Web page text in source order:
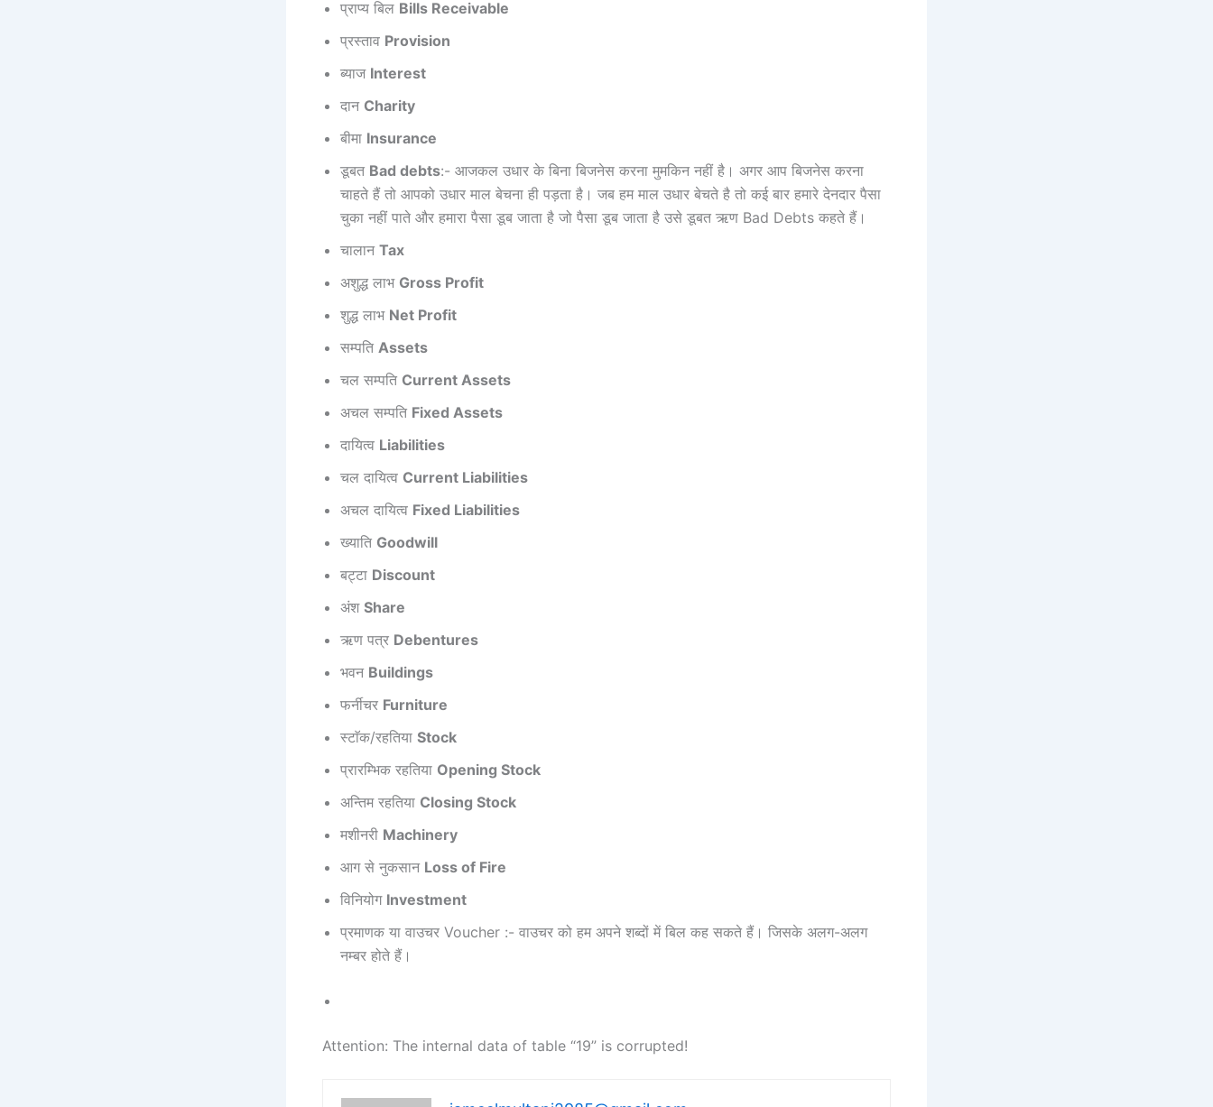
प्राप्य बिल Bills Receivable
प्रस्ताव Provision
ब्याज Interest
दान Charity
बीमा Insurance
डूबत Bad debts:- आजकल उधार के बिना बिजनेस करना मुमकिन नहीं है। अगर आप बिजनेस करना
चाहते हैं तो आपको उधार माल बेचना ही पड़ता है। जब हम माल उधार बेचते है तो कई बार हमारे देनदार पैसा
चुका नहीं पाते और हमारा पैसा डूब जाता है जो पैसा डूब जाता है उसे डूबत ऋण Bad Debts कहते हैं।
चालान Tax
अशुद्ध लाभ Gross Profit
शुद्ध लाभ Net Profit
सम्पति Assets
चल सम्पति Current Assets
अचल सम्पति Fixed Assets
दायित्व Liabilities
चल दायित्व Current Liabilities
अचल दायित्व Fixed Liabilities
ख्याति Goodwill
बट्टा Discount
अंश Share
ऋण पत्र Debentures
भवन Buildings
फर्नीचर Furniture
स्टाॅक/रहतिया Stock
प्रारम्भिक रहतिया Opening Stock
अन्तिम रहतिया Closing Stock
मशीनरी Machinery
आग से नुकसान Loss of Fire
विनियोग Investment
प्रमाणक या वाउचर Voucher :- वाउचर को हम अपने शब्दों में बिल कह सकते हैं। जिसके अलग-अलग
नम्बर होते हैं।
Attention: The internal data of table “19” is corrupted!